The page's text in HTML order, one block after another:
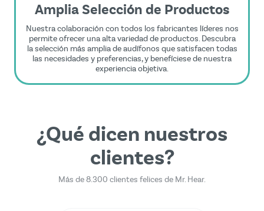
Amplia Selección de Productos
Nuestra colaboración con todos los fabricantes líderes nos
permite ofrecer una alta variedad de productos. Descubra
la selección más amplia de audífonos que satisfacen todas
las necesidades y preferencias, y benefíciese de nuestra
experiencia objetiva.
¿Qué dicen nuestros
clientes?
Más de 8.300 clientes felices de Mr. Hear.